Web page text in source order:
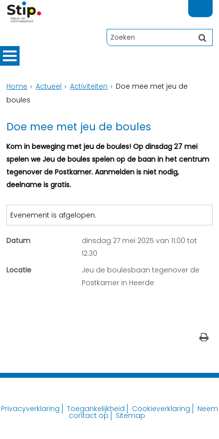
Home Actueel Activiteiten
Doe mee met jeu de
boules
Doe mee met jeu de boules
Kom in beweging met jeu de boules! Op dinsdag 27 mei
spelen we Jeu de boules spelen op de baan in het centrum
tegenover de Postkamer. Aanmelden is niet nodig,
deelname is gratis.
Evenement is afgelopen.
Datum
dinsdag 27 mei 2025 van 11:00 tot
12:30
Locatie
Jeu de boulesbaan tegenover de
Postkamer in Heerde
Privacyverklaring Toegankelijkheid Cookieverklaring Neem
contact op Sitemap